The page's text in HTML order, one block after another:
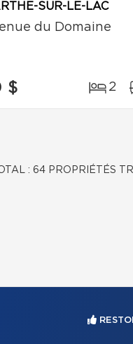
SUR-LE-LAC
du Domaine
$ 2
: 64 PROPRIÉTÉS